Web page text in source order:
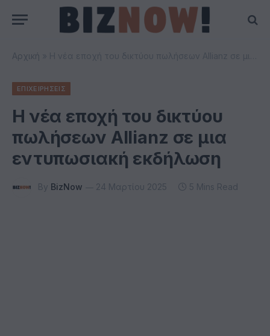
Αρχική
ΕΠΙΧΕΙΡΗΣΕΙΣ
Η νέα εποχή του δικτύου
πωλήσεων Allianz σε μια
εντυπωσιακή εκδήλωση
By BizNow 24 Μαρτίου 2025 5 Mins Read